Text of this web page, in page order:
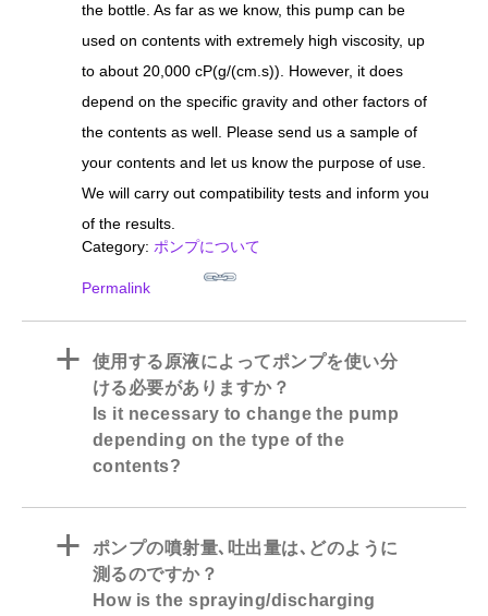
the bottle. As far as we know, this pump can be
used on contents with extremely high viscosity, up
to about 20,000 cP(g/(cm.s)). However, it does
depend on the specific gravity and other factors of
the contents as well. Please send us a sample of
your contents and let us know the purpose of use.
We will carry out compatibility tests and inform you
of the results.
Category: ポンプについて
Permalink
a
使用する原液によってポンプを使い分
ける必要がありますか？
Is it necessary to change the pump
depending on the type of the
contents?
a
ポンプの噴射量､吐出量は､どのように
測るのですか？
How is the spraying/discharging